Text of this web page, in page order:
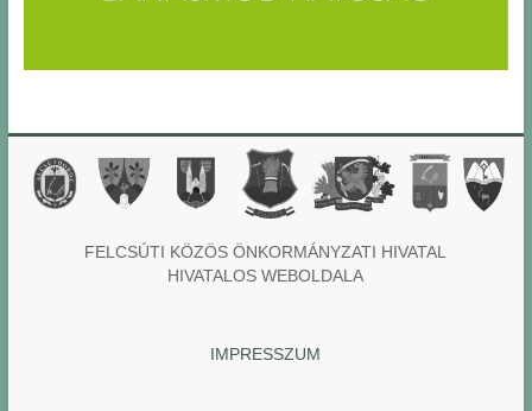
FELCSÚTI KÖZÖS ÖNKORMÁNYZATI HIVATAL
HIVATALOS WEBOLDALA
IMPRESSZUM